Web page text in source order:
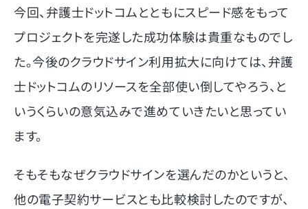
今回、弁護士ドットコムとともにスピード感をもって
プロジェクトを完遂した成功体験は貴重なものでし
た。今後のクラウドサイン利用拡大に向けては、弁護
士ドットコムのリソースを全部使い倒してやろう、と
いうくらいの意気込みで進めていきたいと思ってい
ます。
そもそもなぜクラウドサインを選んだのかというと、
他の電子契約サービスとも比較検討したのですが、